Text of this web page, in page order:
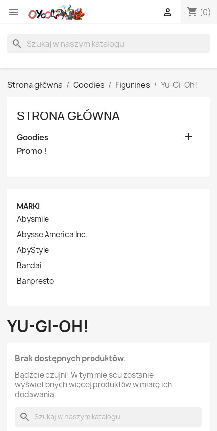
 shopping_cart (0)

search
Strona główna Goodies Figurines Yu-Gi-Oh!
STRONA GŁÓWNA
Goodies 
Promo !
MARKI
Abysmile
Abysse America Inc.
AbyStyle
Bandai
Banpresto
YU-GI-OH!
Brak dostępnych produktów.
Bądźcie czujni! W tym miejscu zostanie
wyświetlonych więcej produktów w miarę ich
dodawania.
search